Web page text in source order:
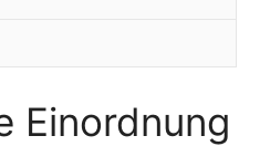
Einordnung